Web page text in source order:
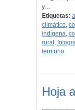
y…
Etiquetas:
climático,
indígena,
rural ,
territorio
Hoja